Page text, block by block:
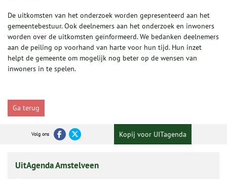
De uitkomsten van het onderzoek worden gepresenteerd aan het
gemeentebestuur. Ook deelnemers aan het onderzoek en inwoners
worden over de uitkomsten geïnformeerd. We bedanken deelnemers
aan de peiling op voorhand van harte voor hun tijd. Hun inzet
helpt de gemeente om mogelijk nog beter op de wensen van
inwoners in te spelen.
Ga terug
Volg ons Kopij voor UITagenda
UitAgenda Amstelveen